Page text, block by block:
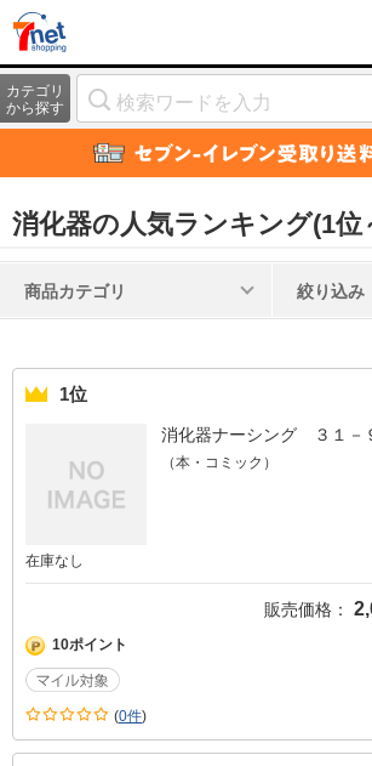
カテゴリ
から探す
消化器の人気ランキング(1位
商品カテゴリ 絞り込み
1位
在庫なし
消化器ナーシング ３１－
（本・コミック）
販売価格：
10ポイント
(0件)